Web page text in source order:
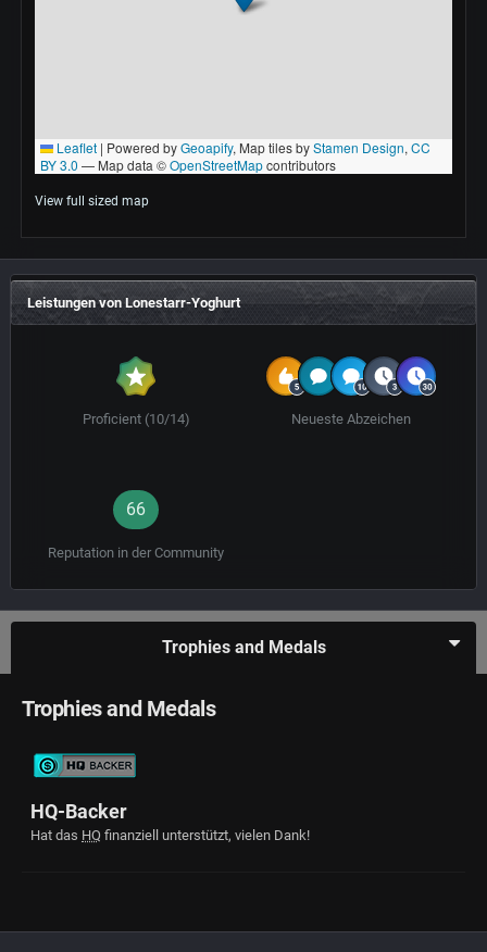
View full sized map
Leistungen von Lonestarr-Yoghurt
Proficient (10/14) Neueste Abzeichen
66
Reputation in der Community
Trophies and Medals
Trophies and Medals
HQ-Backer
Hat das HQ finanziell unterstützt, vielen Dank!